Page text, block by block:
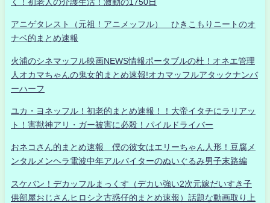
く！初老人の介護生活！激動の1750日
アニゲタレスト（元祖！アニメッフル） ひきこもりニートのオ
ナベ的まとめ速報
火浦のシネマッフル映画NEWS情報ポータブルの杜！オネエ管理
人オカマちゃんの鬼女的まとめ速報!オカマッフルアタックナンバ
ーハーフ
ユカ・ヨネッフル！初老的まとめ速報！！大帝イタチにラリアッ
ト！害獣神アリ・ガー被害に必殺！パイルドライバー
おネコさん的まとめ速報 僕の彼女はエリーちゃん人形！豆腐メ
ンタルメンヘラ電波中年アルバイターのぬいぐるみ男子末路編
スケバン！デカッフルまっくす（デカい強い2次元嫁だいすき子
供部屋おじさんヒロシ之古惑仔的まとめ速報）話題な動画取り上